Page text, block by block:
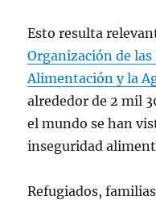
Esto resulta
Organización de
Alimentación y la
alrededor de 2 mil
el mundo se han
inseguridad
Refugiados,